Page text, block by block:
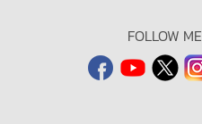
FOLLOW ME